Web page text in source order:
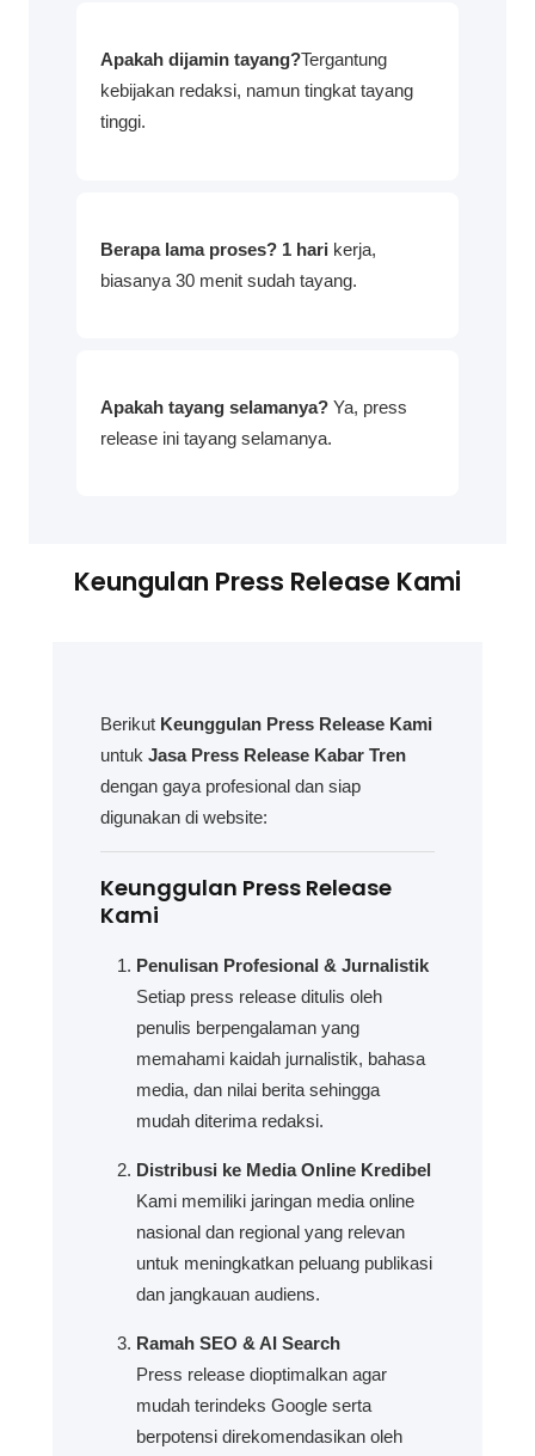
Apakah dijamin tayang?Tergantung
kebijakan redaksi, namun tingkat tayang
tinggi.
Berapa lama proses? 1 hari kerja,
biasanya 30 menit sudah tayang.
Apakah tayang selamanya? Ya, press
release ini tayang selamanya.
Keungulan Press Release Kami
Berikut Keunggulan Press Release Kami
untuk Jasa Press Release Kabar Tren
dengan gaya profesional dan siap
digunakan di website:
Keunggulan Press Release
Kami
Penulisan Profesional & Jurnalistik
Setiap press release ditulis oleh
penulis berpengalaman yang
memahami kaidah jurnalistik, bahasa
media, dan nilai berita sehingga
mudah diterima redaksi.
Distribusi ke Media Online Kredibel
Kami memiliki jaringan media online
nasional dan regional yang relevan
untuk meningkatkan peluang publikasi
dan jangkauan audiens.
Ramah SEO & AI Search
Press release dioptimalkan agar
mudah terindeks Google serta
berpotensi direkomendasikan oleh